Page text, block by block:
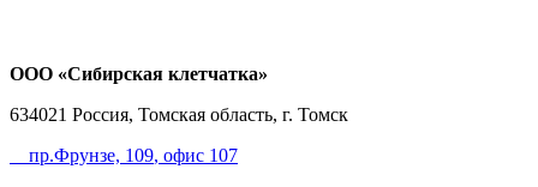
ООО «Сибирская клетчатка»
634021 Россия, Томская область, г. Томск
пр.Фрунзе, 109, офис 107